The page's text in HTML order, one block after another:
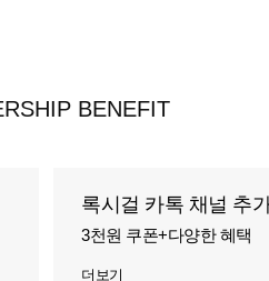
BENEFIT
록시걸 카톡 채널 추
3천원 쿠폰+다양한 혜택
더보기